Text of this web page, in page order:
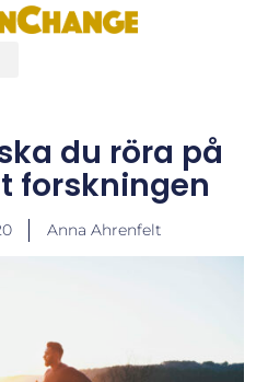
du röra på
forskningen
Anna Ahrenfelt